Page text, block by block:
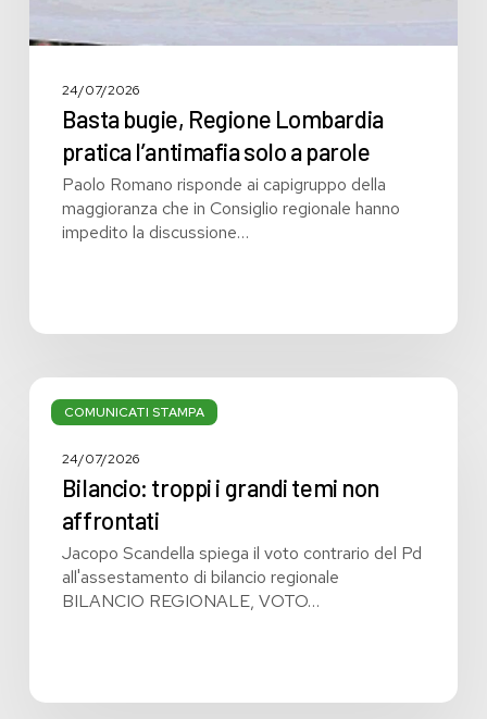
24/07/2026
Basta bugie, Regione Lombardia
pratica l’antimafia solo a parole
Paolo Romano risponde ai capigruppo della
maggioranza che in Consiglio regionale hanno
impedito la discussione…
COMUNICATI STAMPA
Bilancio:
troppi
grandi
affrontati
24/07/2026
Bilancio: troppi i grandi temi non
affrontati
Jacopo Scandella spiega il voto contrario del Pd
all'assestamento di bilancio regionale
BILANCIO REGIONALE, VOTO…